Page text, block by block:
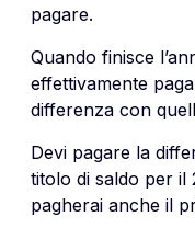
pagare.
Quando finisce
effettivamente
differenza con
Devi pagare la
titolo di saldo per il
pagherai anche il